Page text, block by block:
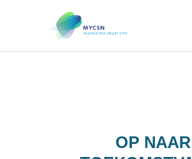
OP NAAR